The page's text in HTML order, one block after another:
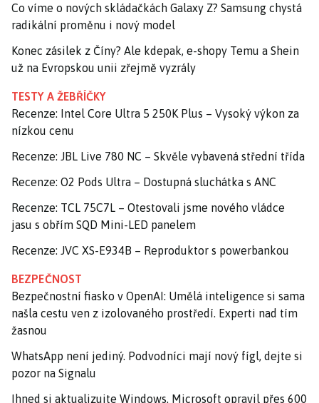
Co víme o nových skládačkách Galaxy Z? Samsung chystá
radikální proměnu i nový model
Konec zásilek z Číny? Ale kdepak, e-shopy Temu a Shein
už na Evropskou unii zřejmě vyzrály
TESTY A ŽEBŘÍČKY
Recenze: Intel Core Ultra 5 250K Plus – Vysoký výkon za
nízkou cenu
Recenze: JBL Live 780 NC – Skvěle vybavená střední třída
Recenze: O2 Pods Ultra – Dostupná sluchátka s ANC
Recenze: TCL 75C7L – Otestovali jsme nového vládce
jasu s obřím SQD Mini-LED panelem
Recenze: JVC XS-E934B – Reproduktor s powerbankou
BEZPEČNOST
Bezpečnostní fiasko v OpenAI: Umělá inteligence si sama
našla cestu ven z izolovaného prostředí. Experti nad tím
žasnou
WhatsApp není jediný. Podvodníci mají nový fígl, dejte si
pozor na Signalu
Ihned si aktualizujte Windows. Microsoft opravil přes 600